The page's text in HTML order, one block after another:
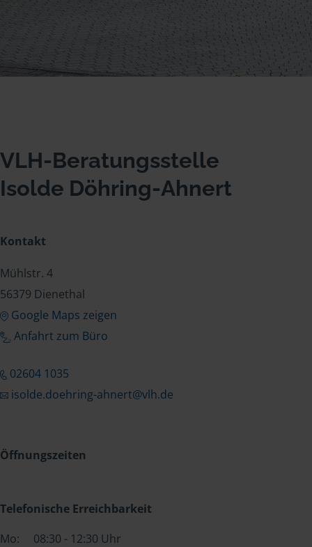
VLH-Beratungsstelle
Isolde Döhring-Ahnert
Kontakt
Mühlstr. 4
56379 Dienethal
Google Maps zeigen
Anfahrt zum Büro
02604 1035
isolde.doehring-ahnert@vlh.de
Öffnungszeiten
Telefonische Erreichbarkeit
Mo:
08:30 - 12:30 Uhr